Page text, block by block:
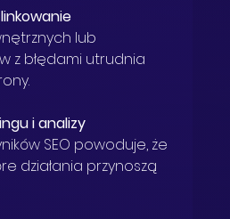
z błędami utrudnia
i analizy
działania przynoszą